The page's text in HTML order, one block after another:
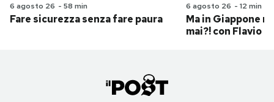
6 agosto 26 - 58 min
Fare sicurezza senza fare paura
6 agosto 26 - 12 min
Ma in Giappone
mai?! con Flavio